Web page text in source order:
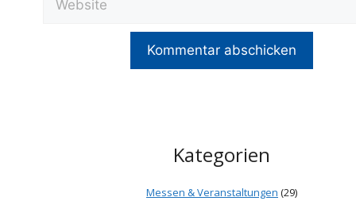
Kategorien
Messen & Veranstaltungen (29)